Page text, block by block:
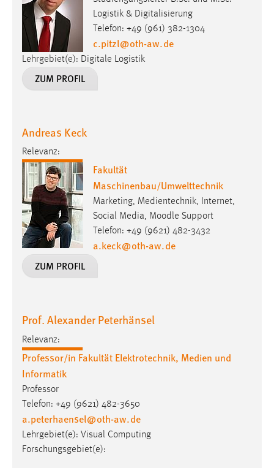
Logistik & Digitalisierung
Telefon: +49 (961) 382-1304
c.pitzl@oth-aw.de
Lehrgebiet(e): Digitale Logistik
ZUM PROFIL
Andreas Keck
Relevanz:
Fakultät
Maschinenbau/Umwelttechnik
Marketing, Medientechnik, Internet,
Social Media, Moodle Support
Telefon: +49 (9621) 482-3432
a.keck@oth-aw.de
ZUM PROFIL
Prof. Alexander Peterhänsel
Relevanz:
Professor/in Fakultät Elektrotechnik, Medien und
Informatik
Professor
Telefon: +49 (9621) 482-3650
a.peterhaensel@oth-aw.de
Lehrgebiet(e): Visual Computing
Forschungsgebiet(e):
gespeichert, ob man eingeloggt ist.
Sprachpräferenz
site-language-preference
30 Tage
Chat
Name:
MibewSessionID, MIBEW_UserID, mibew_locale, mibew-
chat-frame-style-5e9dbeb1811c0446
Zweck:
MibewSessionID, mibew-chat-frame-style-
5e9dbeb1811c0446 = Sitzungslaufzeit, mibew_locale = 3
Jahre, MIBEW_UserID = 1 Jahr
Login
Name:
Zweck:
Dieser Cookie ist notwendig um sich an der Website